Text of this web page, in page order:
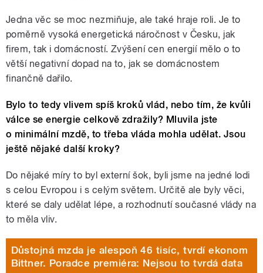
Jedna věc se moc nezmiňuje, ale také hraje roli. Je to
poměrně vysoká energetická náročnost v Česku, jak
firem, tak i domácností. Zvýšení cen energií mělo o to
větší negativní dopad na to, jak se domácnostem
finančně dařilo.
Bylo to tedy vlivem spíš kroků vlád, nebo tím, že kvůli
válce se energie celkově zdražily? Mluvila jste
o minimální mzdě, to třeba vláda mohla udělat. Jsou
ještě nějaké další kroky?
Do nějaké míry to byl externí šok, byli jsme na jedné lodi
s celou Evropou i s celým světem. Určitě ale byly věci,
které se daly udělat lépe, a rozhodnutí současné vlády na
to měla vliv.
Důstojná mzda je alespoň 46 tisíc, tvrdí ekonom
Bittner. Poradce premiéra: Nejsou to tvrdá data